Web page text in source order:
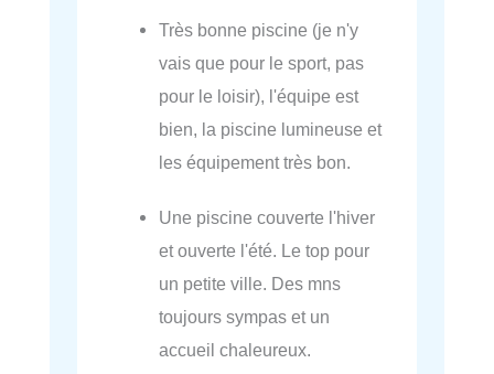
Très bonne piscine (je n'y
vais que pour le sport, pas
pour le loisir), l'équipe est
bien, la piscine lumineuse et
les équipement très bon.
Une piscine couverte l'hiver
et ouverte l'été. Le top pour
un petite ville. Des mns
toujours sympas et un
accueil chaleureux.